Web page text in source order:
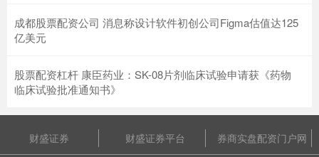
成都股票配资公司 消息称设计软件初创公司Figma估值达125
亿美元
股票配资杠杆 康臣药业：SK-08片剂临床试验申请获《药物
临床试验批准通知书》
财盛证券 财盛证券平台 券商实盘配资门户网